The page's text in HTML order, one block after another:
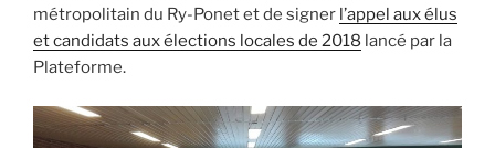
métropolitain du Ry-Ponetet de signer l’appel aux élus
et candidats aux élections locales de 2018 lancé par la
Plateforme.